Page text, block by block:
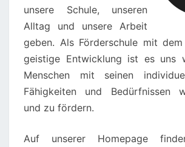
unsere Schule, unseren
Alltag und unsere Arbeit
geben. Als Förderschule mit
geistige Entwicklung ist es uns
Menschen mit seinen
Fähigkeiten und Bedürfnissen
und zu fördern.
Auf unserer Homepage